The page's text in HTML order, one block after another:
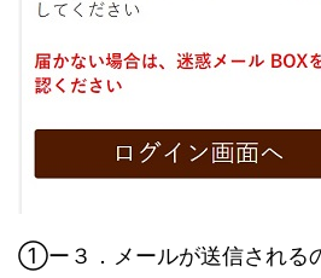
①ー３．メールが送信される